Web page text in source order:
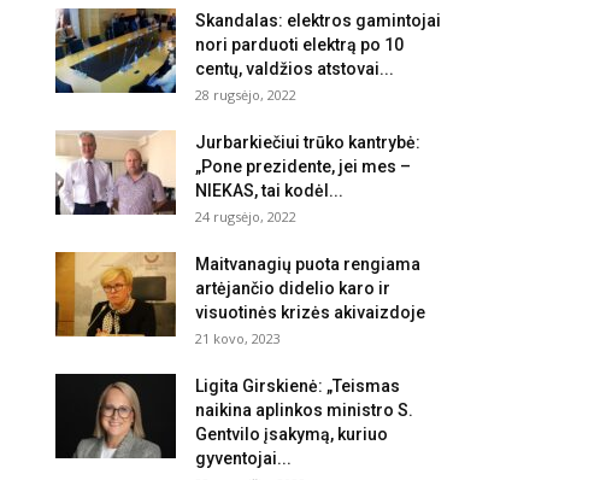
Skandalas: elektros gamintojai
nori parduoti elektrą po 10
centų, valdžios atstovai...
28 rugsėjo, 2022
Jurbarkiečiui trūko kantrybė:
„Pone prezidente, jei mes –
NIEKAS, tai kodėl...
24 rugsėjo, 2022
Maitvanagių puota rengiama
artėjančio didelio karo ir
visuotinės krizės akivaizdoje
21 kovo, 2023
Ligita Girskienė: „Teismas
naikina aplinkos ministro S.
Gentvilo įsakymą, kuriuo
gyventojai...